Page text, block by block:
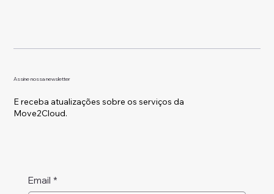
Assine nossa newsletter
E receba atualizações sobre os serviços da
Move2Cloud.
Email *